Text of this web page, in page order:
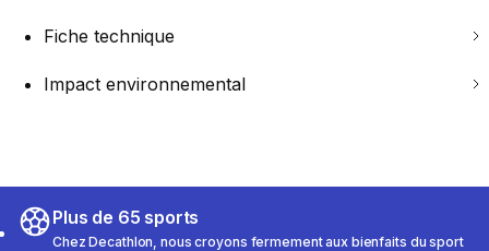
Fiche technique
Impact environnemental
Plus de 65 sports
Chez Decathlon, nous croyons fermement aux bienfaits du sport